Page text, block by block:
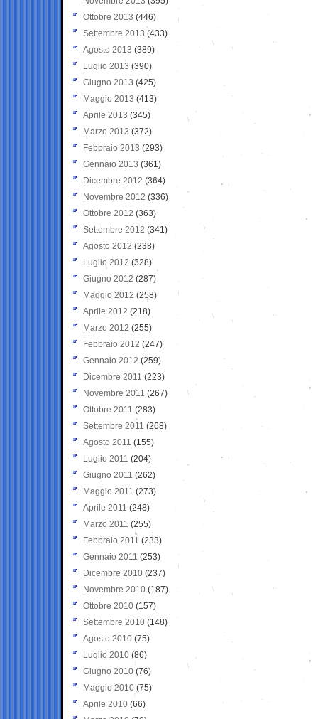
Ottobre 2013 (446)
Settembre 2013 (433)
Agosto 2013 (389)
Luglio 2013 (390)
Giugno 2013 (425)
Maggio 2013 (413)
Aprile 2013 (345)
Marzo 2013 (372)
Febbraio 2013 (293)
Gennaio 2013 (361)
Dicembre 2012 (364)
Novembre 2012 (336)
Ottobre 2012 (363)
Settembre 2012 (341)
Agosto 2012 (238)
Luglio 2012 (328)
Giugno 2012 (287)
Maggio 2012 (258)
Aprile 2012 (218)
Marzo 2012 (255)
Febbraio 2012 (247)
Gennaio 2012 (259)
Dicembre 2011 (223)
Novembre 2011 (267)
Ottobre 2011 (283)
Settembre 2011 (268)
Agosto 2011 (155)
Luglio 2011 (204)
Giugno 2011 (262)
Maggio 2011 (273)
Aprile 2011 (248)
Marzo 2011 (255)
Febbraio 2011 (233)
Gennaio 2011 (253)
Dicembre 2010 (237)
Novembre 2010 (187)
Ottobre 2010 (157)
Settembre 2010 (148)
Agosto 2010 (75)
Luglio 2010 (86)
Giugno 2010 (76)
Maggio 2010 (75)
Aprile 2010 (66)